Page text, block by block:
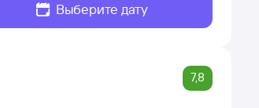
Выберите дату
7,8